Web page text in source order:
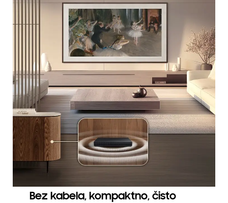
Bez kabela, kompaktno, čisto